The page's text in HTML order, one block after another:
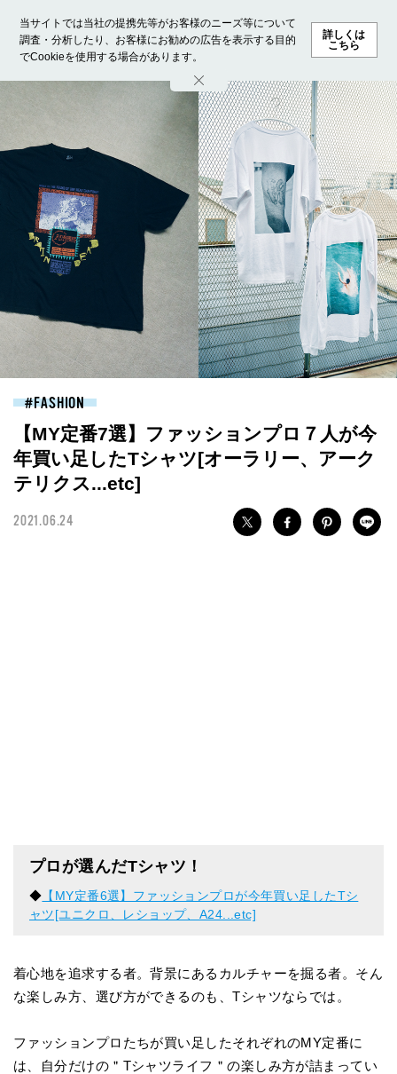
当サイトでは当社の提携先等がお客様のニーズ等について
調査・分析したり、お客様にお勧めの広告を表示する目的
でCookieを使用する場合があります。
詳しくは
こちら
ホーム モデル募集 ランキング ファッション ビューテ
FASHION
【MY定番7選】ファッションプロ７人が今
年買い足したTシャツ[オーラリー、アーク
テリクス...etc]
2021.06.24
プロが選んだTシャツ！
◆ 【MY定番6選】ファッションプロが今年買い足したTシ
ャツ[ユニクロ、レショップ、A24...etc]
着心地を追求する者。背景にあるカルチャーを掘る者。そん
な楽しみ方、選び方ができるのも、Tシャツならでは。
ファッションプロたちが買い足したそれぞれのMY定番に
は、自分だけの＂Tシャツライフ＂の楽しみ方が詰まってい